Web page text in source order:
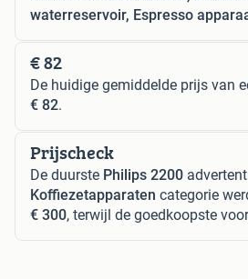
waterreservoir, Espresso
€ 82
De huidige gemiddelde prijs van
€ 82.
Prijscheck
De duurste Philips 2200
Koffiezetapparaten categorie
€ 300, terwijl de goedkoopste